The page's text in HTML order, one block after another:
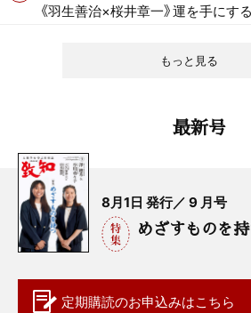
もっと見る
《羽生善治×桜井章一》運を手にす
最新号
8月1日 発行／ 9 月号
めざすものを
定期購読のお申込みはこちら